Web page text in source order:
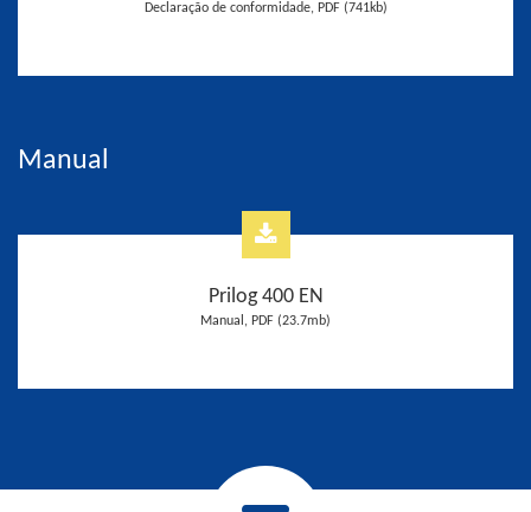
Declaração de conformidade, PDF (741kb)
Manual
Prilog 400 EN
Manual, PDF (23.7mb)